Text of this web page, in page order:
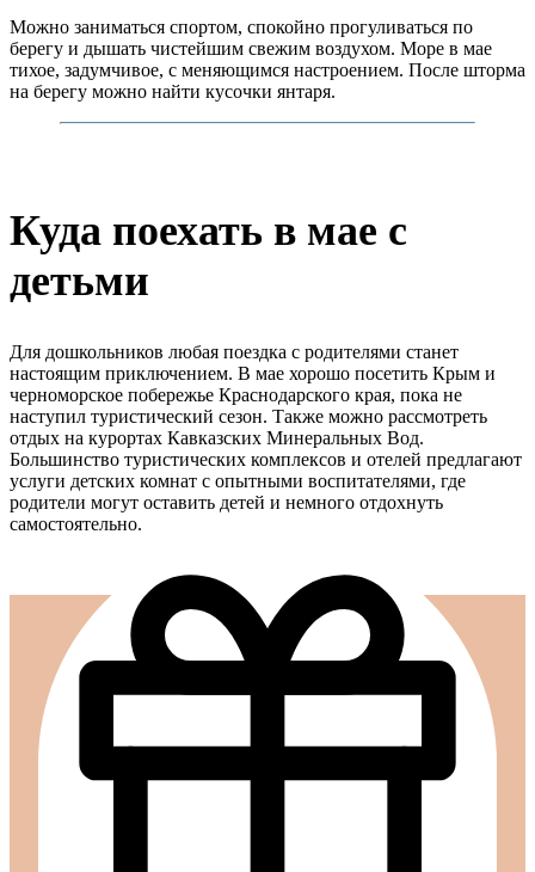
Можно заниматься спортом, спокойно прогуливаться по
берегу и дышать чистейшим свежим воздухом. Море в мае
тихое, задумчивое, с меняющимся настроением. После шторма
на берегу можно найти кусочки янтаря.
Куда поехать в мае с
детьми
Для дошкольников любая поездка с родителями станет
настоящим приключением. В мае хорошо посетить Крым и
черноморское побережье Краснодарского края, пока не
наступил туристический сезон. Также можно рассмотреть
отдых на курортах Кавказских Минеральных Вод.
Большинство туристических комплексов и отелей предлагают
услуги детских комнат с опытными воспитателями, где
родители могут оставить детей и немного отдохнуть
самостоятельно.